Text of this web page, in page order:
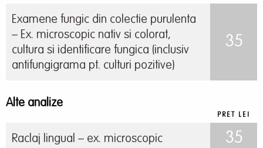
Examene fungic din colectie purulenta
– Ex. microscopic nativ si colorat,
cultura si identificare fungica (inclusiv
antifungigrama pt. culturi pozitive)
35
Alte analize
PRET LEI
Raclaj lingual – ex. microscopic 35